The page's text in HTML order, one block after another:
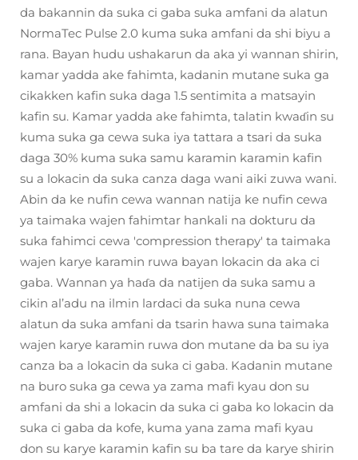
da bakannin da suka ci gaba suka amfani da alatun
NormaTec Pulse 2.0 kuma suka amfani da shi biyu a
rana. Bayan hudu ushakarun da aka yi wannan shirin,
kamar yadda ake fahimta, kadanin mutane suka ga
cikakken kafin suka daga 1.5 sentimita a matsayin
kafin su. Kamar yadda ake fahimta, talatin kwaɗin su
kuma suka ga cewa suka iya tattara a tsari da suka
daga 30% kuma suka samu karamin karamin kafin
su a lokacin da suka canza daga wani aiki zuwa wani.
Abin da ke nufin cewa wannan natija ke nufin cewa
ya taimaka wajen fahimtar hankali na dokturu da
suka fahimci cewa 'compression therapy' ta taimaka
wajen karye karamin ruwa bayan lokacin da aka ci
gaba. Wannan ya haɗa da natijen da suka samu a
cikin al’adu na ilmin lardaci da suka nuna cewa
alatun da suka amfani da tsarin hawa suna taimaka
wajen karye karamin ruwa don mutane da ba su iya
canza ba a lokacin da suka ci gaba. Kadanin mutane
na buro suka ga cewa ya zama mafi kyau don su
amfani da shi a lokacin da suka ci gaba ko lokacin da
suka ci gaba da kofe, kuma yana zama mafi kyau
don su karye karamin kafin su ba tare da karye shirin